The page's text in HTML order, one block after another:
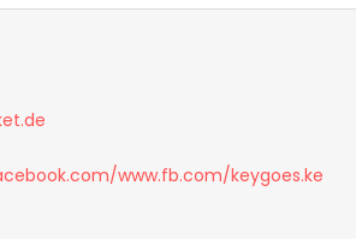
e
t
www.fb.com/keygoes.ke